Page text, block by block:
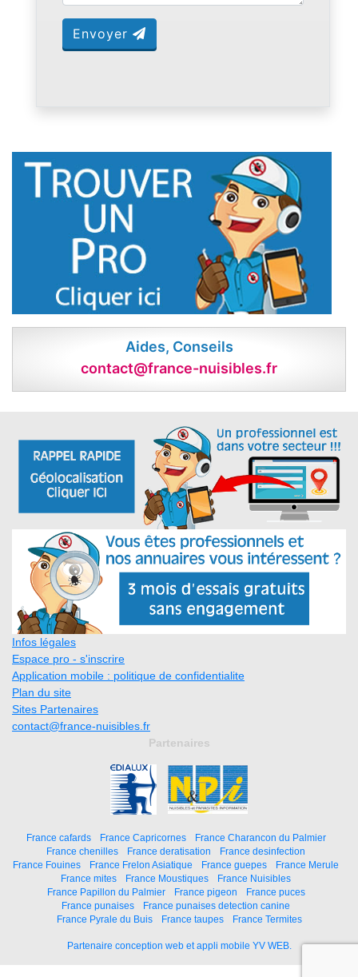
Envoyer
Aides, Conseils
contact@france-nuisibles.fr
Infos légales
Espace pro - s'inscrire
Application mobile : politique de confidentialite
Plan du site
Sites Partenaires
contact@france-nuisibles.fr
Partenaires
France cafards France Capricornes
France Charancon du Palmier
France chenilles
France deratisation
France desinfection
France Fouines
France Frelon Asiatique France guepes
France Merule
France mites
France Moustiques
France Nuisibles
France Papillon du Palmier
France pigeon
France puces
France punaises
France punaises detection canine
France Pyrale du Buis
France taupes France Termites
Partenaire conception web et appli mobile YV WEB.